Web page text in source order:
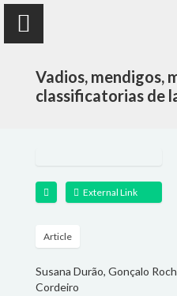
PUBLICATIONS
PROJECTS
Vadios, mendigos,
classificatorias de
External Link
Article
Susana Durão, Gonçalo
Cordeiro